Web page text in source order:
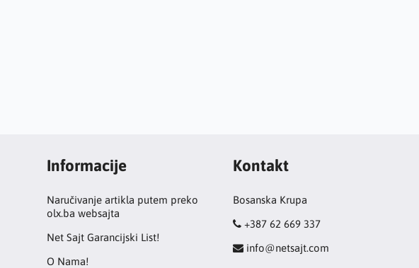
Informacije
Naručivanje artikla putem preko
olx.ba websajta
Net Sajt Garancijski List!
O Nama!
Kontakt
Bosanska Krupa
+387 62 669 337
info@netsajt.com